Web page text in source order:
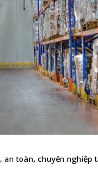
an toàn, chuyên nghiệp